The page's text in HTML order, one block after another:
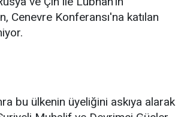
Cenevre Konferansı'na katılan
bu ülkenin üyeliğini askıya alarak